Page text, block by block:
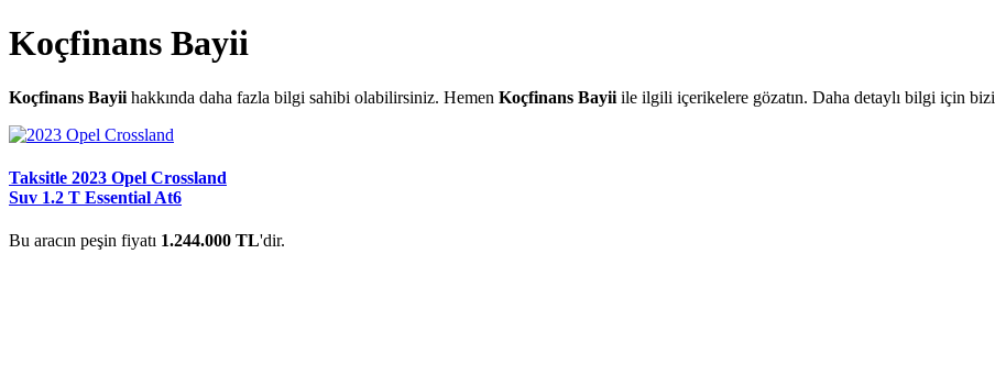
Koçfinans Bayii
Koçfinans Bayii hakkında daha fazla bilgi sahibi olabilirsiniz. Hemen Koçfinans Bayii ile ilgili içerikelere gözatın. Daha detaylı bilgi için bizi
Taksitle 2023 Opel Crossland
Suv 1.2 T Essential At6
Bu aracın peşin fiyatı 1.244.000 TL'dir.